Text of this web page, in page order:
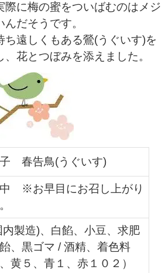
際に梅の蜜をついばむのはメジ
だそうです。
ち遠しくもある鶯(うぐいす)を
花とつぼみを添えました。
春告鳥(うぐいす)
中 ※お早目にお召し上がり
内製造)、白餡、小豆、求肥
、黒ゴマ / 酒精、着色料
、黄５、青１、赤１０２ ）